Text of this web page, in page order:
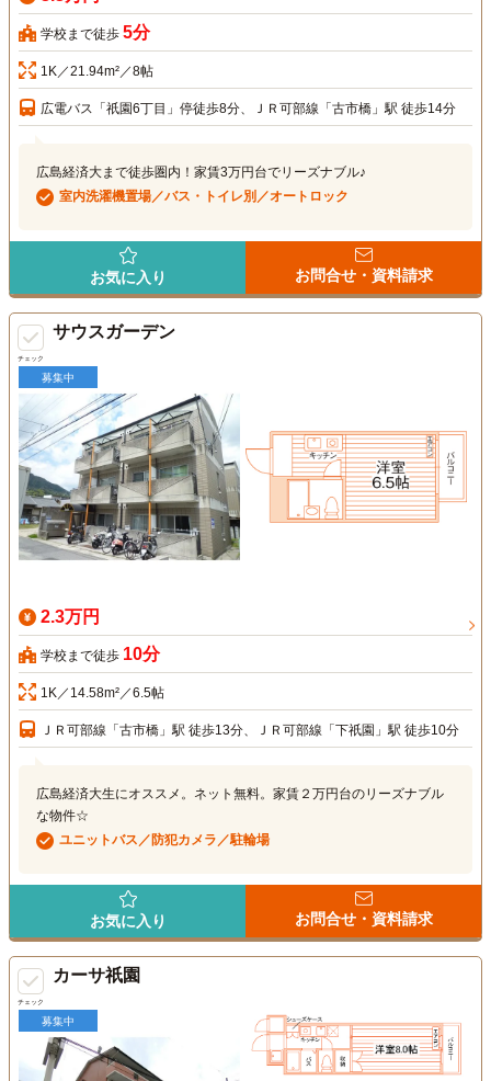
学校まで徒歩 5分
1K／21.94m²／8帖
広電バス「祇園6丁目」停徒歩8分、ＪＲ可部線「古市橋」駅 徒歩14分
広島経済大まで徒歩圏内！家賃3万円台でリーズナブル♪
室内洗濯機置場／バス・トイレ別／オートロック
お気に入り お問合せ・資料請求
チェック
サウスガーデン
募集中
2.3万円
学校まで徒歩 10分
1K／14.58m²／6.5帖
ＪＲ可部線「古市橋」駅 徒歩13分、ＪＲ可部線「下祇園」駅 徒歩10分
広島経済大生にオススメ。ネット無料。家賃２万円台のリーズナブル
な物件☆
ユニットバス／防犯カメラ／駐輪場
お気に入り お問合せ・資料請求
チェック
カーサ祇園
募集中